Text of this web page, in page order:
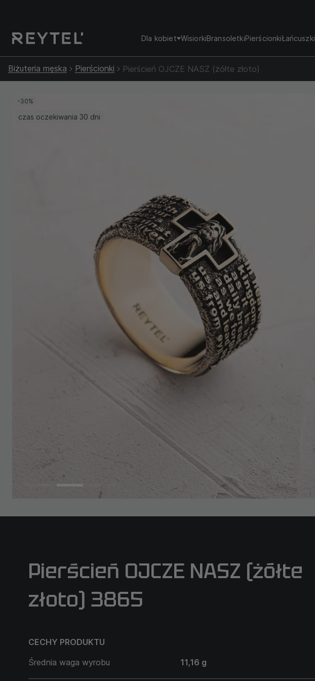
Dla kobiet WisiorkiBransoletkiPierścionkiŁańcuszki
Biżuteria męska Pierścionki Pierścień OJCZE NASZ (żółte złoto)
-30%
czas oczekiwania 30 dni
Pierścień OJCZE NASZ (żółte
złoto) 3865
CECHY PRODUKTU
Średnia waga wyrobu
11,16 g